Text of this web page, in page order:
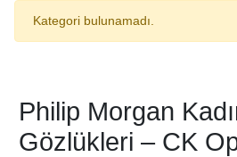
Kategori bulunamadı.
Philip Morgan
Gözlükleri – CK